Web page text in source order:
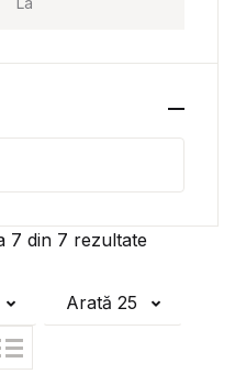
7 din 7 rezultate
Arată 25